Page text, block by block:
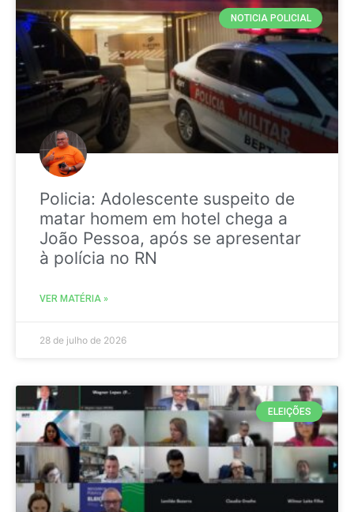
NOTICIA POLICIAL
Policia: Adolescente suspeito de
matar homem em hotel chega a
João Pessoa, após se apresentar
à polícia no RN
VER MATÉRIA »
28 de julho de 2026
ELEIÇÕES